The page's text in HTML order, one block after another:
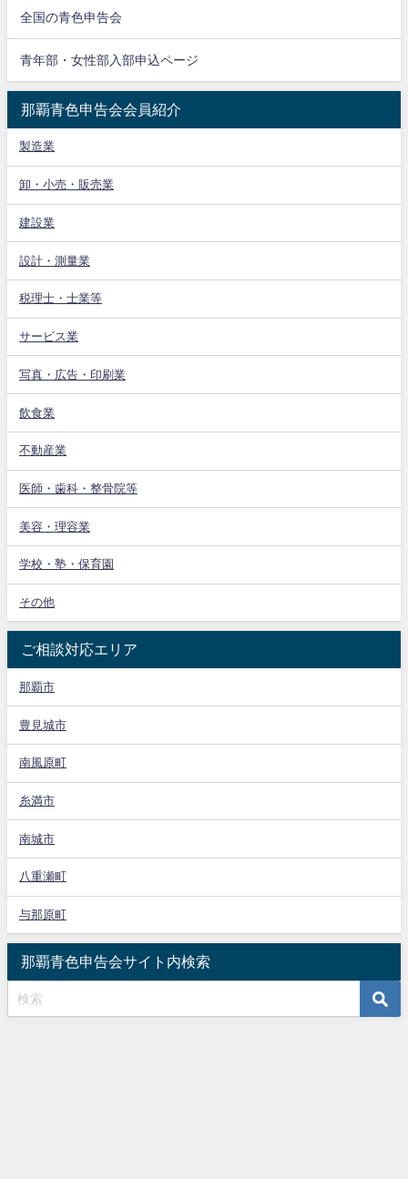
全国の青色申告会
青年部・女性部入部申込ページ
那覇青色申告会会員紹介
製造業
卸・小売・販売業
建設業
設計・測量業
税理士・士業等
サービス業
写真・広告・印刷業
飲食業
不動産業
医師・歯科・整骨院等
美容・理容業
学校・塾・保育園
その他
ご相談対応エリア
那覇市
豊見城市
南風原町
糸満市
南城市
八重瀬町
与那原町
那覇青色申告会サイト内検索